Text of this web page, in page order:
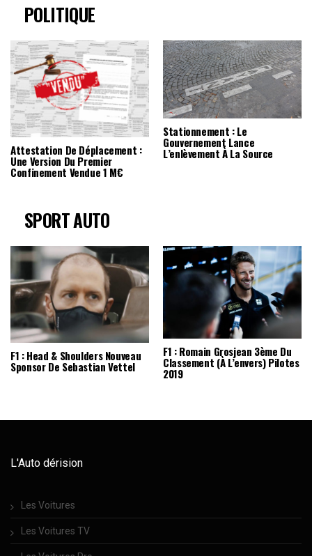
POLITIQUE
Attestation De Déplacement :
Une Version Du Premier
Confinement Vendue 1 M€
Stationnement : Le
Gouvernement Lance
L’enlèvement À La Source
SPORT AUTO
F1 : Head & Shoulders Nouveau
Sponsor De Sebastian Vettel
F1 : Romain Grosjean 3ème Du
Classement (à L’envers) Pilotes
2019
L'Auto dérision
Les Voitures
Les Voitures TV